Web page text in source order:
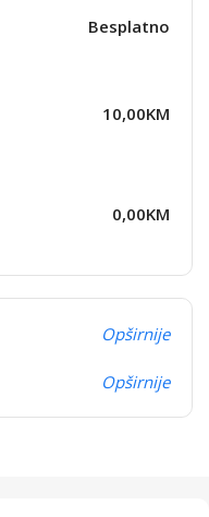
Besplatno
10,00KM
0,00KM
Opširnije
Opširnije